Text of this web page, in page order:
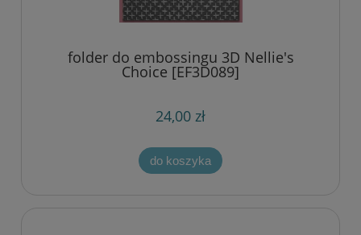
folder do embossingu 3D Nellie's
Choice [EF3D089]
24,00 zł
do koszyka